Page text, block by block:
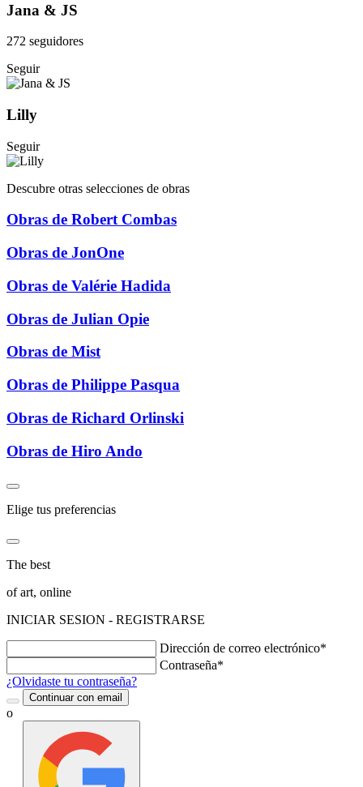
Jana & JS
272 seguidores
Seguir
Lilly
Seguir
Descubre otras selecciones de obras
Obras de Robert Combas
Obras de JonOne
Obras de Valérie Hadida
Obras de Julian Opie
Obras de Mist
Obras de Philippe Pasqua
Obras de Richard Orlinski
Obras de Hiro Ando
Elige tus preferencias
The best
of art, online
INICIAR SESION - REGISTRARSE
Dirección de correo electrónico*
Contraseña*
¿Olvidaste tu contraseña?
Continuar con email
o